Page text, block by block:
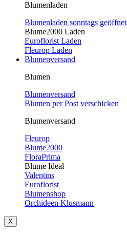
Blumenladen
Blumenladen sonntags geöffnet
Blume2000 Laden
Euroflorist Laden
Fleurop Laden
Blumenversand
Blumen
Blumenversand
Blumen per Post verschicken
Blumenversand
Fleurop
Blume2000
FloraPrima
Blume Ideal
Valentins
Euroflorist
Blumenshop
Orchideen Klusmann
X